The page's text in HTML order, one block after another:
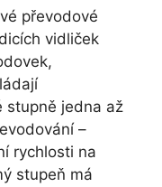
převodové
vidliček
stupně jedna až
–
rychlosti na
stupeň má